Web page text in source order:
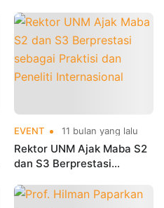
Internasional
EVENT 11 bulan yang lalu
Rektor UNM Ajak Maba S2
dan S3 Berprestasi
Peneliti Internasional